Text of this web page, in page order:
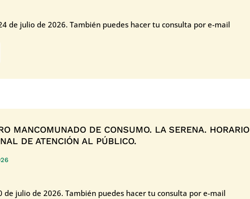
de julio de 2026. También puedes hacer tu consulta por e-mail
MANCOMUNADO DE CONSUMO. LA SERENA. HORARIO
DE ATENCIÓN AL PÚBLICO.
de julio de 2026. También puedes hacer tu consulta por e-mail